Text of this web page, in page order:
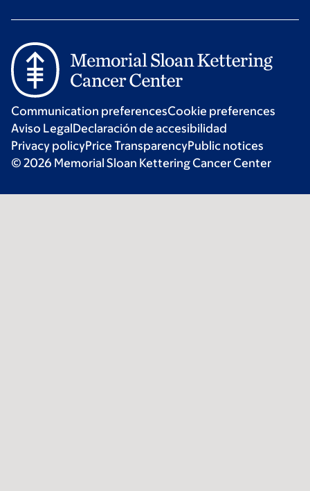
Communication preferencesCookie preferences
Aviso LegalDeclaración de accesibilidad
Privacy policyPrice TransparencyPublic notices
© 2026 Memorial Sloan Kettering Cancer Center